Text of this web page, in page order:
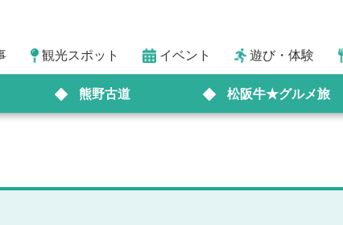
観光スポット イベント 遊び・体験
熊野古道 松阪牛★グルメ旅